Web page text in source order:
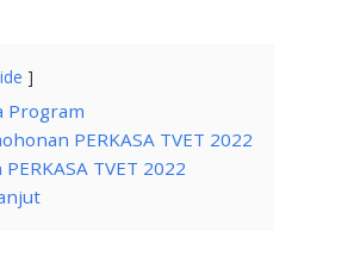
Program
PERKASA TVET 2022
TVET 2022